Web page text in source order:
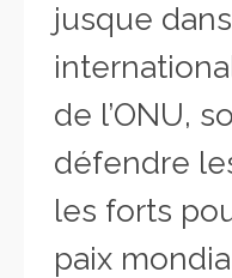
jusque
de l’ONU,
défendre
les forts
paix